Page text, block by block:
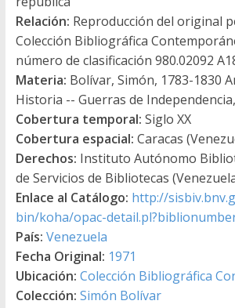
Relación: Reproducción del original
Colección Bibliográfica
número de clasificación 980.02092
Materia: Bolívar, Simón, 1783-1830
Historia -- Guerras de
Cobertura temporal: Siglo XX
Cobertura espacial: Caracas
Derechos: Instituto Autónomo
de Servicios de Bibliotecas
Enlace al Catálogo: http://
bin/koha/opac-
País: Venezuela
Fecha Original: 1971
Ubicación: Colección Bibliográfica
Colección: Simón Bolívar